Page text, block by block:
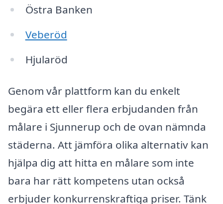
Östra Banken
Veberöd
Hjularöd
Genom vår plattform kan du enkelt
begära ett eller flera erbjudanden från
målare i Sjunnerup och de ovan nämnda
städerna. Att jämföra olika alternativ kan
hjälpa dig att hitta en målare som inte
bara har rätt kompetens utan också
erbjuder konkurrenskraftiga priser. Tänk